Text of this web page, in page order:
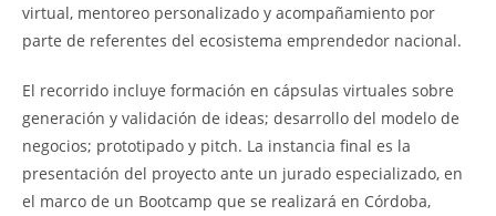
virtual, mentoreo personalizado y acompañamiento por
parte de referentes del ecosistema emprendedor nacional.
El recorrido incluye formación en cápsulas virtuales sobre
generación y validación de ideas; desarrollo del modelo de
negocios; prototipado y pitch. La instancia final es la
presentación del proyecto ante un jurado especializado, en
el marco de un Bootcamp que se realizará en Córdoba,